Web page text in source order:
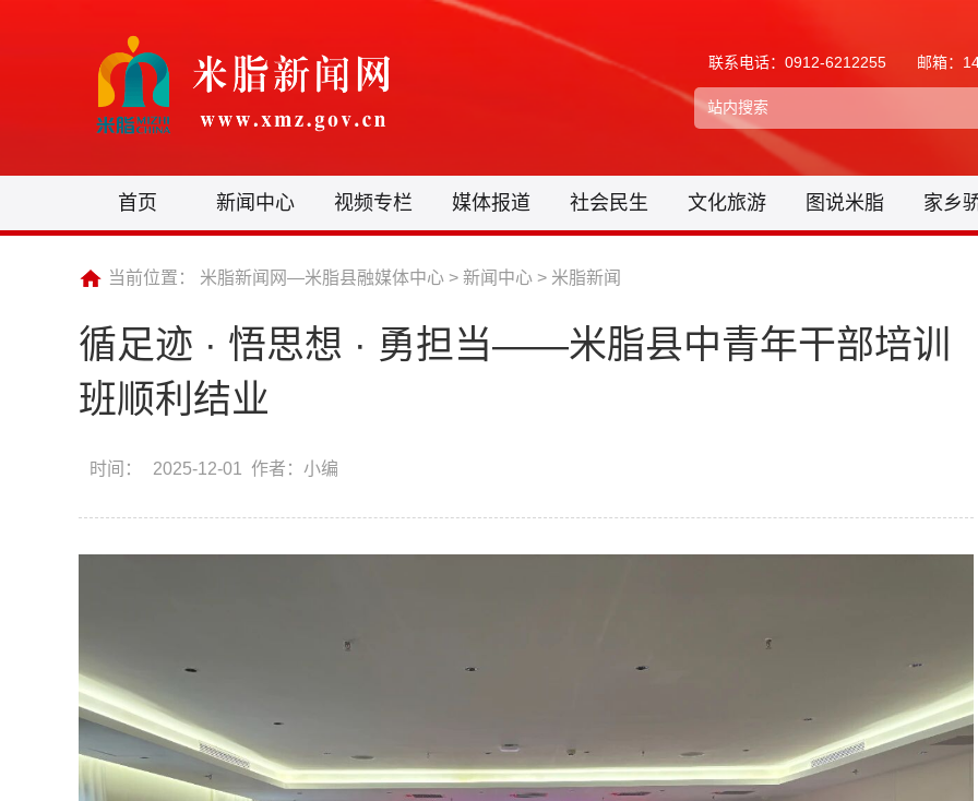
联系电话：0912-6212255 邮箱：
首页 新闻中心 视频专栏 媒体报道 社会民生 文化旅游 图说米脂 家乡
当前位置： 米脂新闻网—米脂县融媒体中心 > 新闻中心 > 米脂新闻
循足迹 · 悟思想 · 勇担当——米脂县中青年干部培训
班顺利结业
时间： 2025-12-01 作者：小编